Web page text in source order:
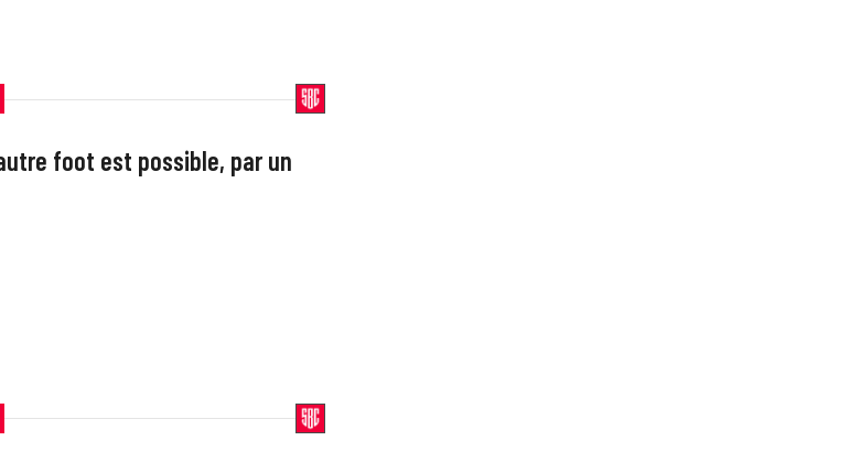
foot est possible, par un